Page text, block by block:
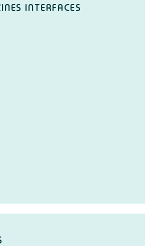
INTERFACES